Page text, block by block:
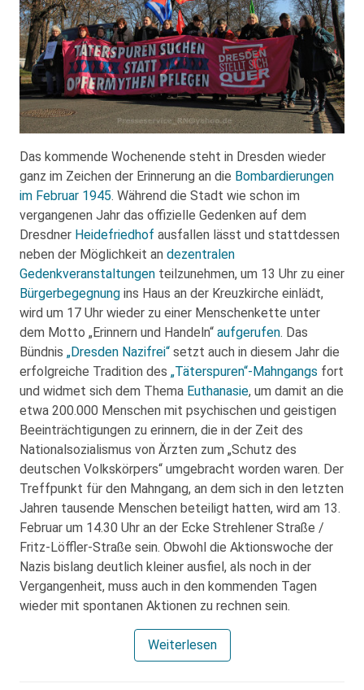
Das kommende Wochenende steht in Dresden wieder
ganz im Zeichen der Erinnerung an die Bombardierungen
im Februar 1945. Während die Stadt wie schon im
vergangenen Jahr das offizielle Gedenken auf dem
Dresdner Heidefriedhof ausfallen lässt und stattdessen
neben der Möglichkeit an dezentralen
Gedenkveranstaltungen teilzunehmen, um 13 Uhr zu einer
Bürgerbegegnung ins Haus an der Kreuzkirche einlädt,
wird um 17 Uhr wieder zu einer Menschenkette unter
dem Motto „Erinnern und Handeln“ aufgerufen. Das
Bündnis „Dresden Nazifrei“ setzt auch in diesem Jahr die
erfolgreiche Tradition des „Täterspuren“-Mahngangs fort
und widmet sich dem Thema Euthanasie, um damit an die
etwa 200.000 Menschen mit psychischen und geistigen
Beeinträchtigungen zu erinnern, die in der Zeit des
Nationalsozialismus von Ärzten zum „Schutz des
deutschen Volkskörpers“ umgebracht worden waren. Der
Treffpunkt für den Mahngang, an dem sich in den letzten
Jahren tausende Menschen beteiligt hatten, wird am 13.
Februar um 14.30 Uhr an der Ecke Strehlener Straße /
Fritz-Löffler-Straße sein. Obwohl die Aktionswoche der
Nazis bislang deutlich kleiner ausfiel, als noch in der
Vergangenheit, muss auch in den kommenden Tagen
wieder mit spontanen Aktionen zu rechnen sein.
Weiterlesen